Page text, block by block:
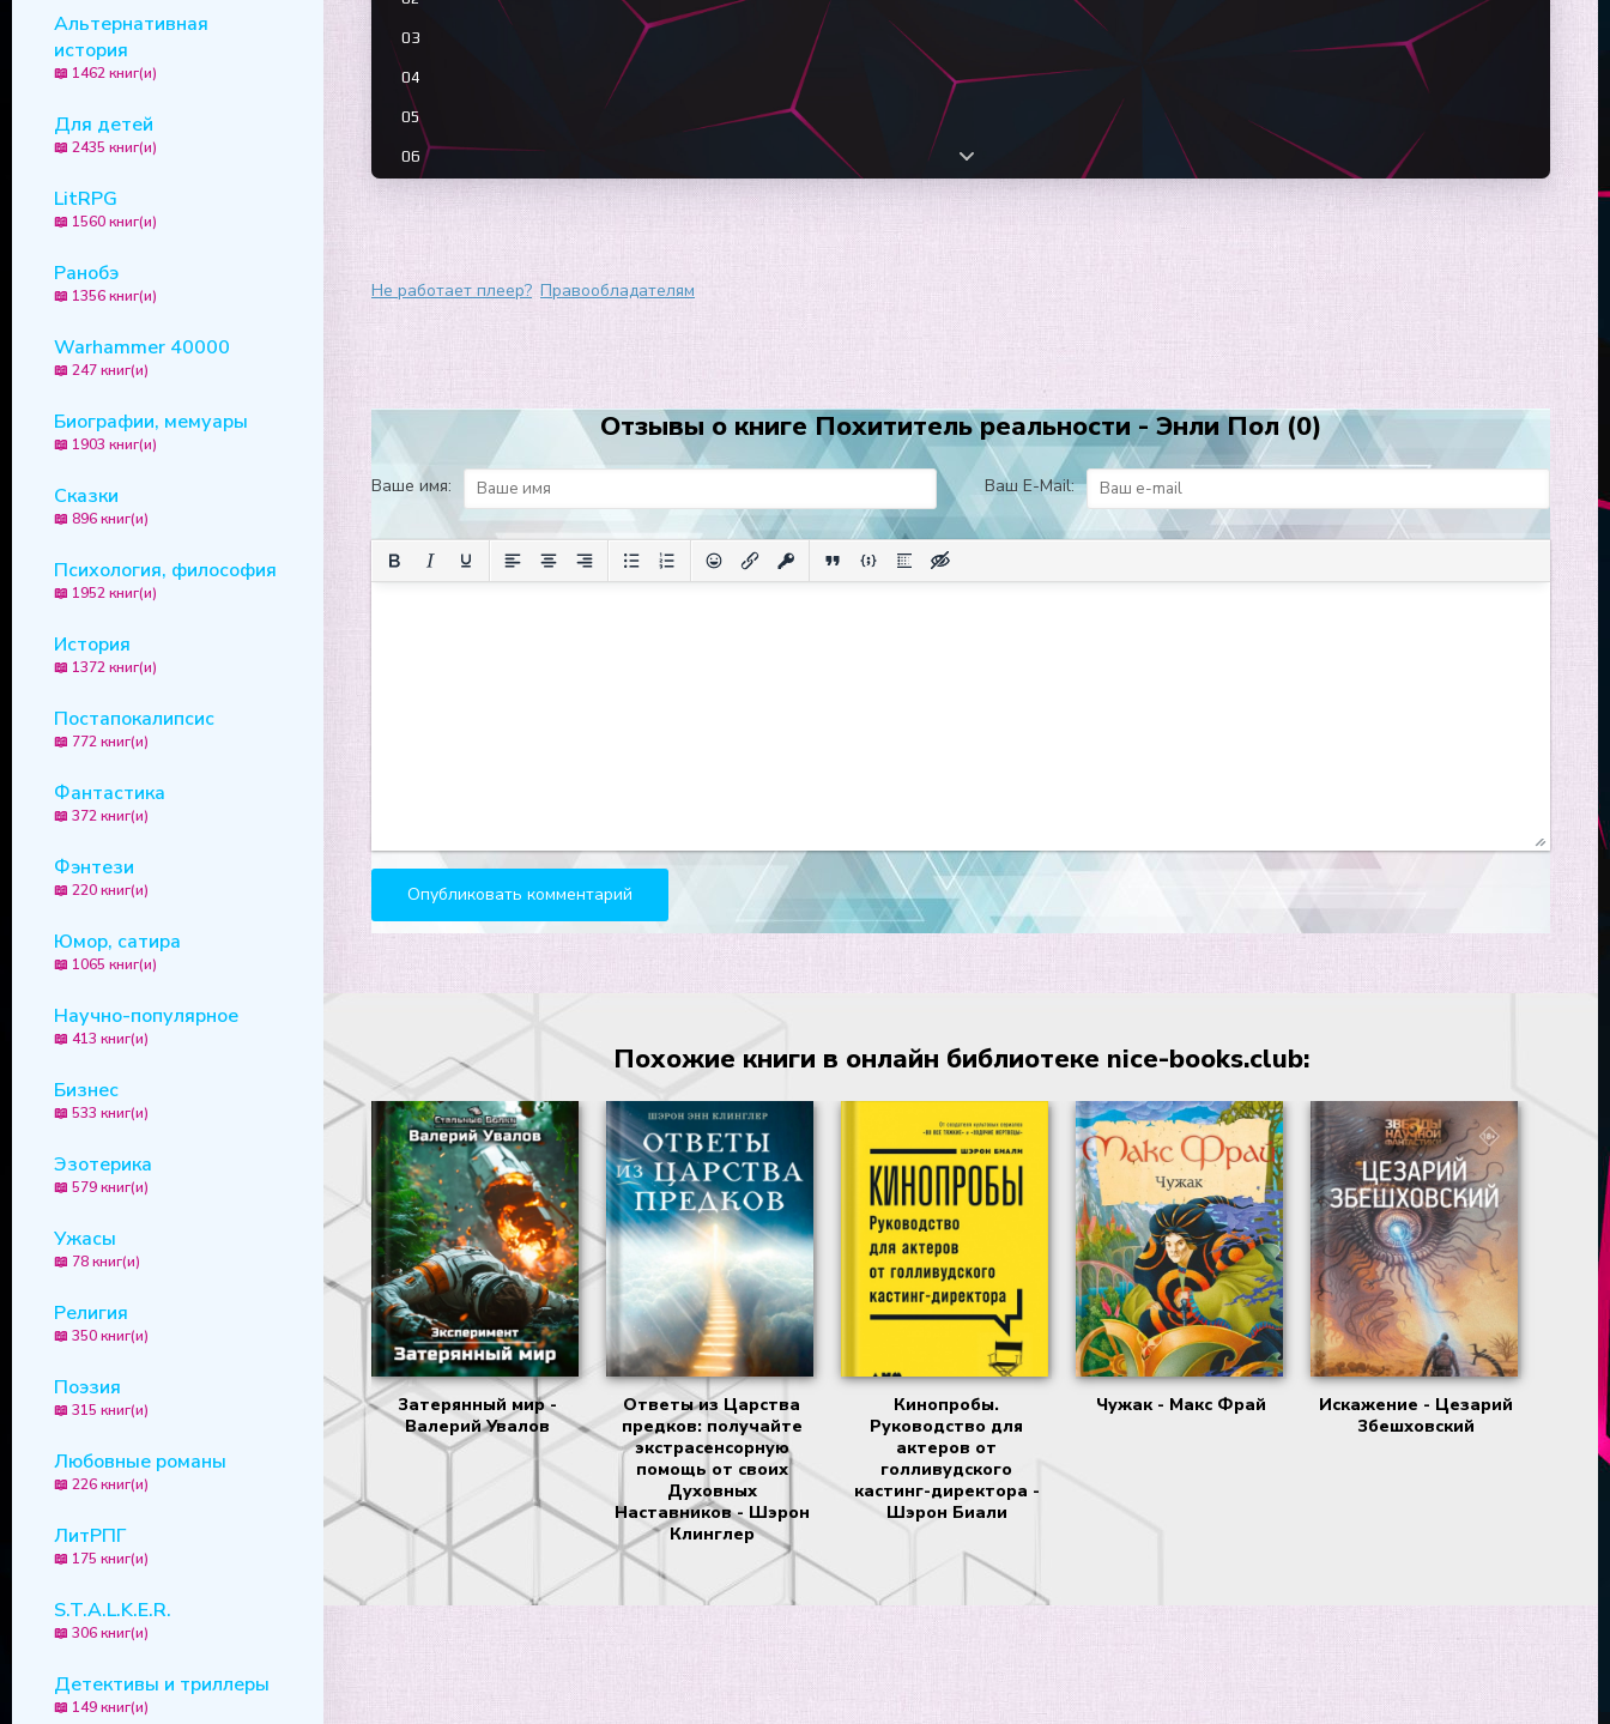
Альтернативная
история
📖 1462 книг(и)
Для детей
📖 2435 книг(и)
LitRPG
📖 1560 книг(и)
Ранобэ
📖 1356 книг(и)
Warhammer 40000
📖 247 книг(и)
Биографии, мемуары
📖 1903 книг(и)
Сказки
📖 896 книг(и)
Психология, философия
📖 1952 книг(и)
История
📖 1372 книг(и)
Постапокалипсис
📖 772 книг(и)
Фантастика
📖 372 книг(и)
Фэнтези
📖 220 книг(и)
Юмор, сатира
📖 1065 книг(и)
Научно-популярное
📖 413 книг(и)
Бизнес
📖 533 книг(и)
Эзотерика
📖 579 книг(и)
Ужасы
📖 78 книг(и)
Религия
📖 350 книг(и)
Поэзия
📖 315 книг(и)
Любовные романы
📖 226 книг(и)
ЛитРПГ
📖 175 книг(и)
S.T.A.L.K.E.R.
📖 306 книг(и)
Детективы и триллеры
📖 149 книг(и)
03
04
05
06
24
30
31
32
33
34
35
36
37
38
41
42
Не работает плеер? Правообладателям
Отзывы о книге Похититель реальности - Энли Пол (0)
Ваше имя: Ваш E-Mail:
Похожие книги в онлайн библиотеке nice-books.club:
Затерянный мир -
Валерий Увалов
Ответы из Царства
предков: получайте
экстрасенсорную
помощь от своих
Духовных
Наставников - Шэрон
Клинглер
Кинопробы.
Руководство для
актеров от
голливудского
кастинг-директора -
Шэрон Биали
Чужак - Макс Фрай
Искажение - Цезарий
Збешховский